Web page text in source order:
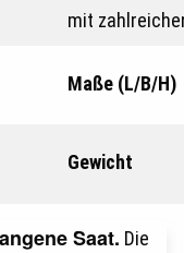
mit
Maße (L/B/H)
Gewicht
Saat. Die